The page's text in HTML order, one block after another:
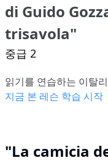
di Guido
trisavola"
중급 2
읽기를 연습하는 이탈
지금 본 레슨 학습 시작
"La camicia